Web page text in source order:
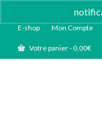
E-shop Mon Compte
Votre panier-0,00€